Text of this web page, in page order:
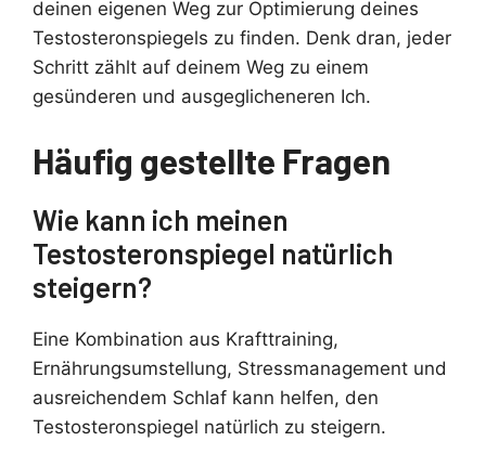
deinen eigenen Weg zur Optimierung deines
Testosteronspiegels zu finden. Denk dran, jeder
Schritt zählt auf deinem Weg zu einem
gesünderen und ausgeglicheneren Ich.
Häufig gestellte Fragen
Wie kann ich meinen
Testosteronspiegel natürlich
steigern?
Eine Kombination aus Krafttraining,
Ernährungsumstellung, Stressmanagement und
ausreichendem Schlaf kann helfen, den
Testosteronspiegel natürlich zu steigern.